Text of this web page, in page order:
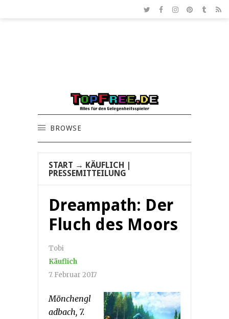
BROWSE
START → KÄUFLICH
PRESSEMITTEILUNG
Dreampath: Der
Fluch des Moors
Tobi
Käuflich
7. Februar 2017
Mönchengl
adbach, 7.